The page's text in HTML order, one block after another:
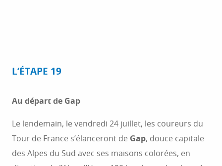
L’ÉTAPE 19
Au départ de Gap
Le lendemain, le vendredi 24 juillet, les coureurs du
Tour de France s’élanceront de Gap, douce capitale
des Alpes du Sud avec ses maisons colorées, en